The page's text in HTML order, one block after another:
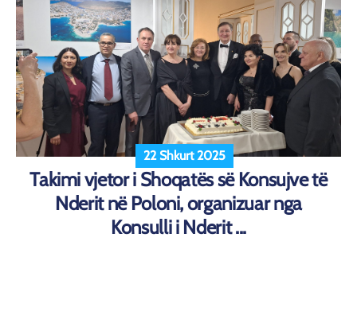
22 Shkurt 2025
Takimi vjetor i Shoqatës së Konsujve të
Nderit në Poloni, organizuar nga
Konsulli i Nderit ...